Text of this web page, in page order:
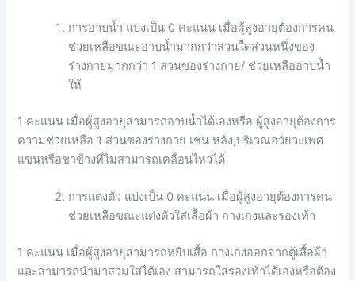
การอาบน้ำ แบ่งเป็น 0 คะแนน เมื่อผู้สูงอายุต้องการคน
ช่วยเหลือขณะอาบน้ำมากกว่าส่วนใดส่วนหนึ่งของ
ร่างกายมากกว่า 1 ส่วนของร่างกาย/ ช่วยเหลืออาบน้ำ
ให้
1 คะแนน เมื่อผู้สูงอายุสามารถอาบน้ำได้เองหรือ ผู้สูงอายุต้องการ
ความช่วยเหลือ 1 ส่วนของร่างกาย เช่น หลัง,บริเวณอวัยวะเพศ
แขนหรือขาข้างที่ไม่สามารถเคลื่อนไหวได้
การแต่งตัว แบ่งเป็น 0 คะแนน เมื่อผู้สูงอายุต้องการคน
ช่วยเหลือขณะแต่งตัวใส่เสื้อผ้า กางเกงและรองเท้า
1 คะแนน เมื่อผู้สูงอายุสามารถหยิบเสื้อ กางเกงออกจากตู้เสื้อผ้า
และสามารถนำมาสวมใส่ได้เอง สามารถใส่รองเท้าได้เองหรือต้อง